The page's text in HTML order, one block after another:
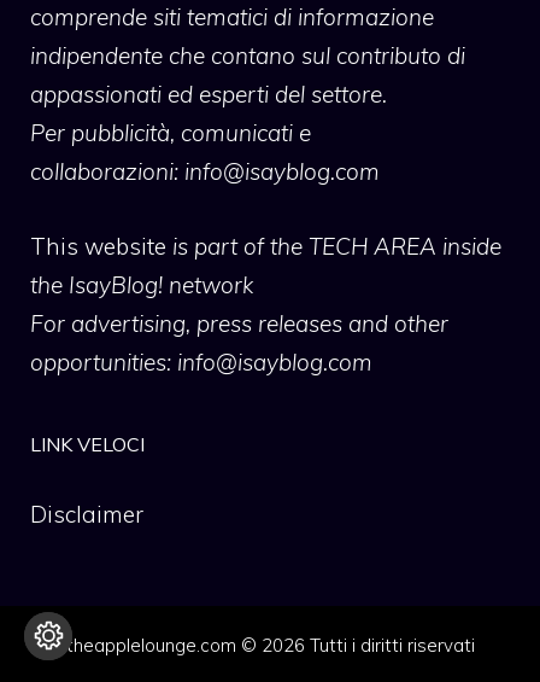
comprende siti tematici di informazione
indipendente che contano sul contributo di
appassionati ed esperti del settore.
Per pubblicità, comunicati e
collaborazioni: info@isayblog.com
This website is part of the TECH AREA inside
the IsayBlog! network
For advertising, press releases and other
opportunities: info@isayblog.com
LINK VELOCI
Disclaimer
theapplelounge.com © 2026 Tutti i diritti riservati